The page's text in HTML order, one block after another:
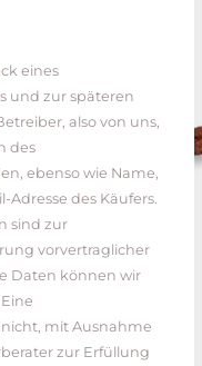
eines
und zur späteren
also von uns,
des
ebenso wie Name,
des Käufers.
sind zur
vorvertraglicher
Daten können wir
mit Ausnahme
zur Erfüllung